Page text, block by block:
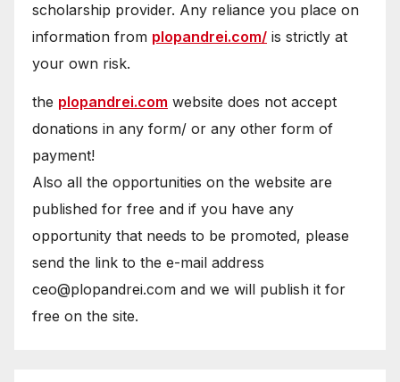
scholarship provider. Any reliance you place on
information from plopandrei.com/ is strictly at
your own risk.
the plopandrei.com website does not accept
donations in any form/ or any other form of
payment!
Also all the opportunities on the website are
published for free and if you have any
opportunity that needs to be promoted, please
send the link to the e-mail address
ceo@plopandrei.com and we will publish it for
free on the site.